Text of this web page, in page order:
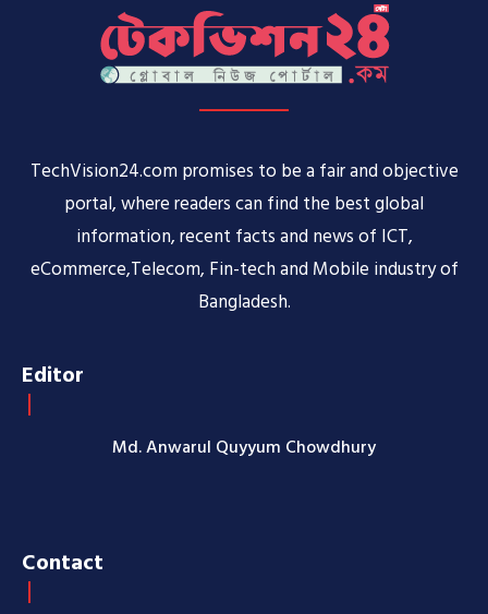
TechVision24.com promises to be a fair and objective
portal, where readers can find the best global
information, recent facts and news of ICT,
eCommerce,Telecom, Fin-tech and Mobile industry of
Bangladesh.
Editor
Md. Anwarul Quyyum Chowdhury
Contact